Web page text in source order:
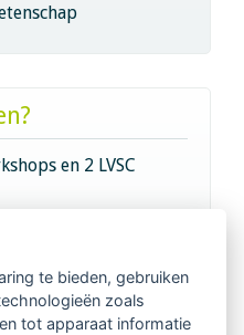
en 2 LVSC
vakgenoten
in 14
te bieden, gebruiken
zoals
tot apparaat informatie